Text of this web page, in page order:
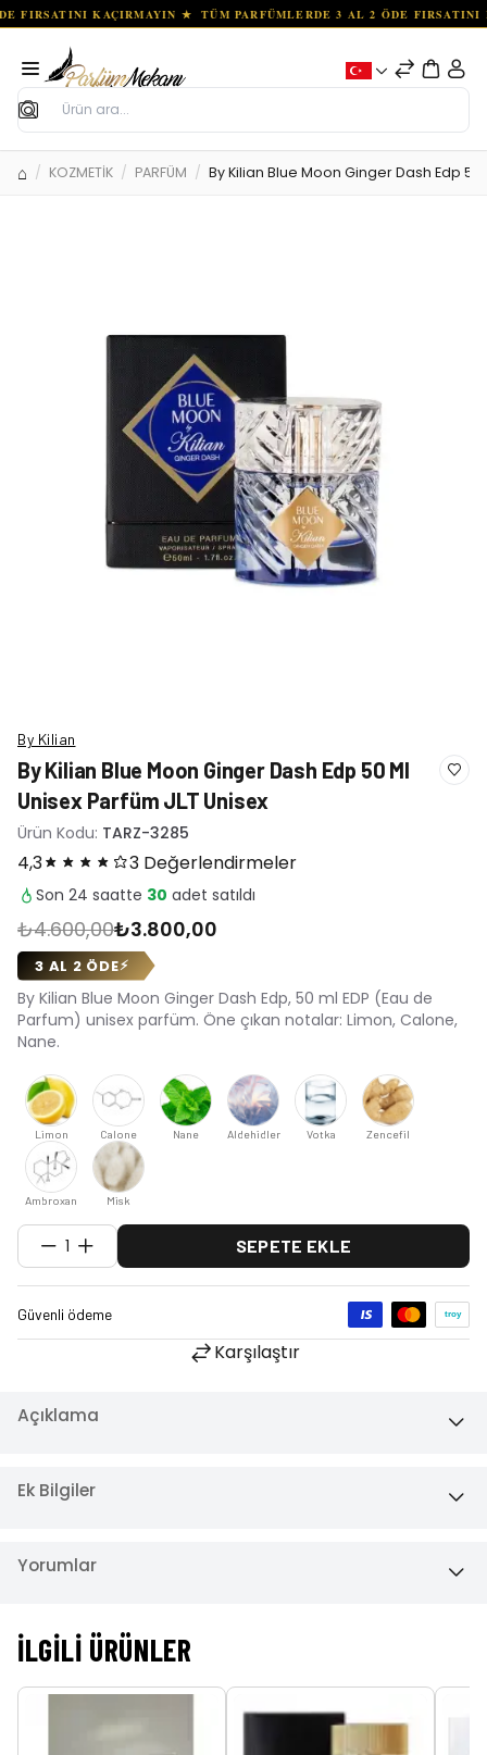
Ara
KOZMETİK PARFÜM By Kilian Blue Moon Ginger Dash Edp 50
By Kilian
By Kilian Blue Moon Ginger Dash Edp 50 Ml
Unisex Parfüm JLT Unisex
Ürün Kodu: TARZ-3285
4,3 3 Değerlendirmeler
Son 24 saatte 30 adet satıldı
₺4.600,00₺3.800,00
3 AL 2 ÖDE⚡
By Kilian Blue Moon Ginger Dash Edp, 50 ml EDP (Eau de
Parfum) unisex parfüm. Öne çıkan notalar: Limon, Calone,
Nane.
Limon Calone Nane Aldehidler Votka Zencefil
Ambroxan Misk
1 SEPETE EKLE
Karşılaştır
Açıklama
Ek Bilgiler
Yorumlar
İLGILI ÜRÜNLER